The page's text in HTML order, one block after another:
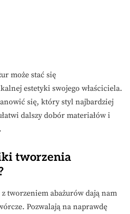
może stać się
estetyki swojego właściciela.
się, który styl najbardziej
dalszy dobór materiałów i
tworzenia
tworzeniem abażurów dają nam
Pozwalają na naprawdę